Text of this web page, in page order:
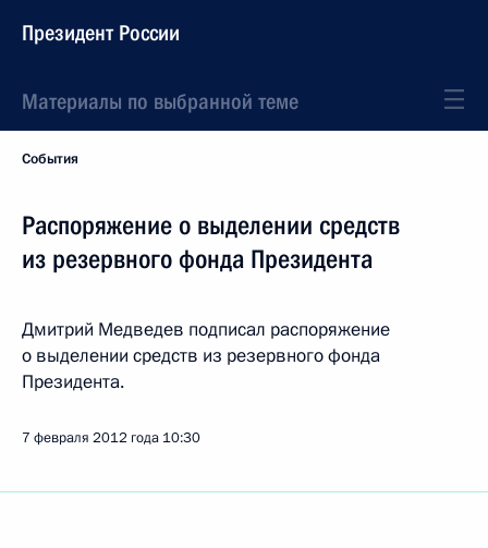
Президент России
Материалы по выбранной теме
События
Распоряжение о выделении средств
из резервного фонда Президента
Дмитрий Медведев подписал распоряжение
о выделении средств из резервного фонда
Президента.
7 февраля 2012 года 10:30